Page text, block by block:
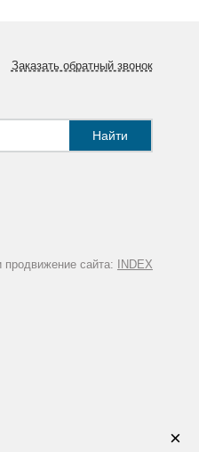
Заказать обратный звонок
Найти
продвижение сайта: INDEX
×